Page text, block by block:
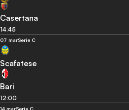
Casertana
14:45
07 marSerie C
Scafatese
Bari
12:00
14 marSerie C